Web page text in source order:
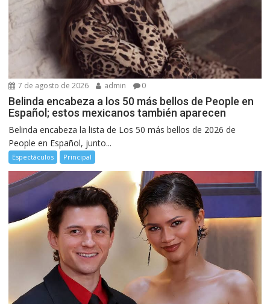
7 de agosto de 2026 admin 0
Belinda encabeza a los 50 más bellos de People en
Español; estos mexicanos también aparecen
Belinda encabeza la lista de Los 50 más bellos de 2026 de
People en Español, junto...
Espectáculos Principal